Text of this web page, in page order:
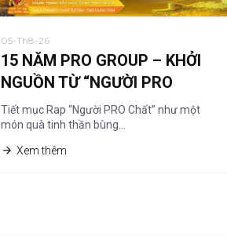
05-Th8-26
15 NĂM PRO GROUP – KHỞI
NGUỒN TỪ “NGƯỜI PRO
CHẤT”
Tiết mục Rap “Người PRO Chất” như một
món quà tinh thần bùng…
Xem thêm